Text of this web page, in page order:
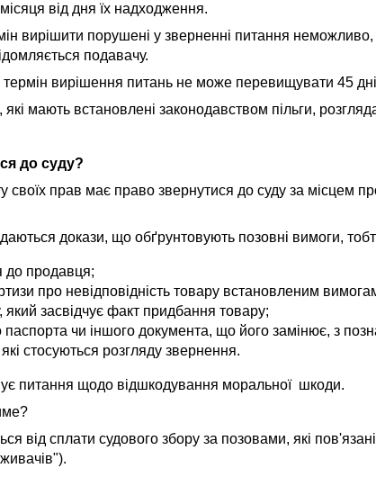
від дня їх надходження.
вирішити порушені у зверненні питання
подавачу.
вирішення питань не може перевищувати 45
мають встановлені законодавством пільги,
до суду?
своїх прав має право звернутися до суду за місцем
докази, що обґрунтовують позовні вимоги,
до продавця;
про невідповідність товару встановленим
який засвідчує факт придбання товару;
паспорта чи іншого документа, що його замінює, з
стосуються розгляду звернення.
питання щодо відшкодування моральної шкоди.
від сплати судового збору за позовами, які